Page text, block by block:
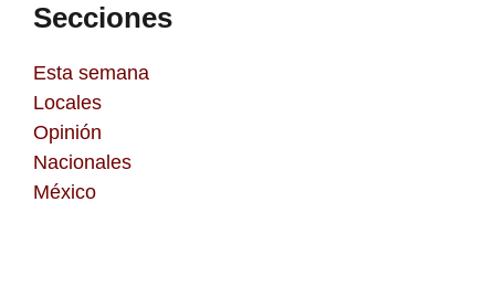
Secciones
Esta semana
Locales
Opinión
Nacionales
México